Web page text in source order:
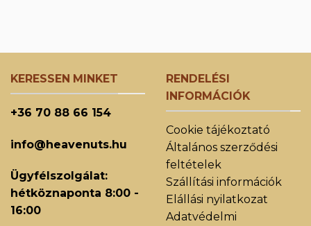
KERESSEN MINKET
+36 70 88 66 154
info@heavenuts.hu
Ügyfélszolgálat:
hétköznaponta 8:00 -
16:00
RENDELÉSI
INFORMÁCIÓK
Cookie tájékoztató
Általános szerződési
feltételek
Szállítási információk
Elállási nyilatkozat
Adatvédelmi